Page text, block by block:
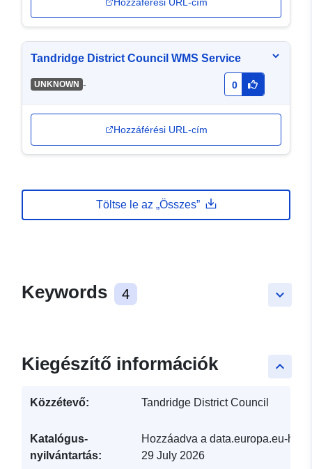
Hozzáférési URL-cím
Tandridge District Council WMS Service
UNKNOWN - 0
Hozzáférési URL-cím
Töltse le az „Összes”
keyboard_arrow_down
Keywords 4
keyboard_arrow_up
Kiegészítő információk
Közzétevő: Tandridge District Council
Katalógus-
nyilvántartás:
Hozzáadva a data.europa.eu-hoz:
29 July 2026